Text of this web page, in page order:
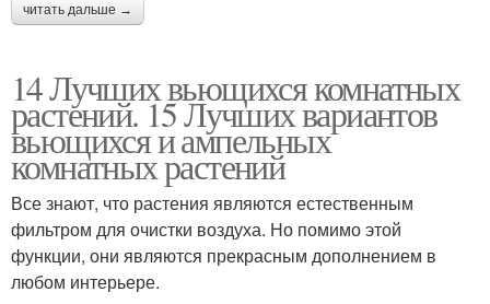
читать дальше →
14 Лучших вьющихся комнатных
растений. 15 Лучших вариантов
вьющихся и ампельных
комнатных растений
Все знают, что растения являются естественным
фильтром для очистки воздуха. Но помимо этой
функции, они являются прекрасным дополнением в
любом интерьере.